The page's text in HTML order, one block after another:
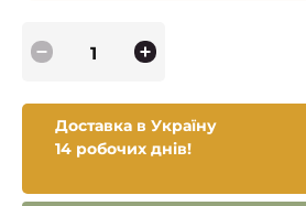
Доставка в Україну
14 робочих днів!